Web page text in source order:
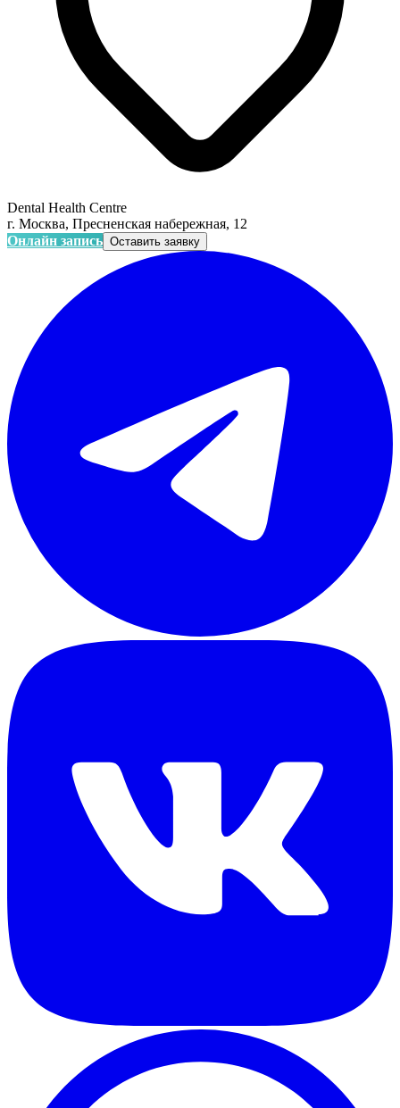
Dental Health Centre
г. Москва, Пресненская набережная, 12
Онлайн запись Оставить заявку